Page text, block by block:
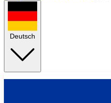
Deutsch